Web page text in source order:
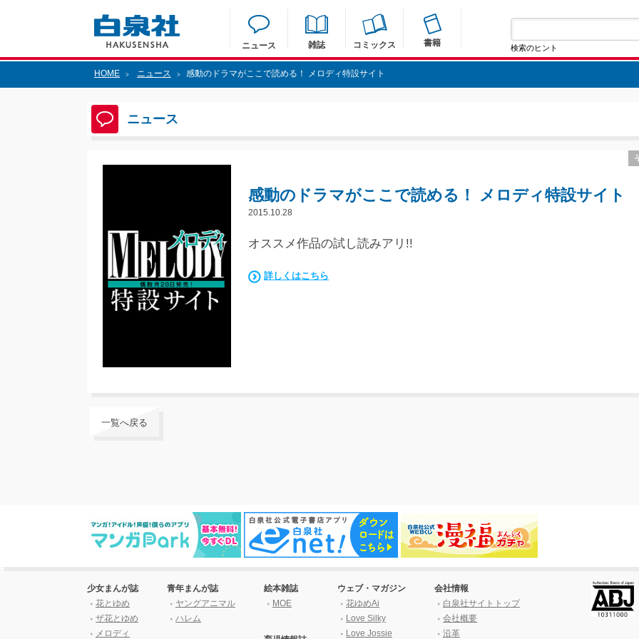
ニュース 雑誌 コミックス 書籍 検索のヒント
HOME > ニュース > 感動のドラマがここで読める！ メロディ特設サイト
ニュース
感動のドラマがここで読める！ メロディ特設サイト
2015.10.28
オススメ作品の試し読みアリ!!
詳しくはこちら
一覧へ戻る
少女まんが誌
花とゆめ
ザ花とゆめ
メロディ
青年まんが誌
ヤングアニマル
ハレム
絵本雑誌
MOE
ウェブ・マガジン
花ゆめAi
Love Silky
Love Jossie
会社情報
白泉社サイトトップ
会社概要
沿革